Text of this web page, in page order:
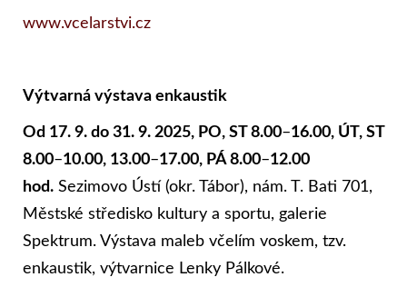
www.vcelarstvi.cz
Výtvarná výstava enkaustik
Od 17. 9. do 31. 9. 2025, PO, ST 8.00–16.00, ÚT, ST
8.00–10.00, 13.00–17.00, PÁ 8.00–12.00
hod. Sezimovo Ústí (okr. Tábor), nám. T. Bati 701,
Městské středisko kultury a sportu, galerie
Spektrum. Výstava maleb včelím voskem, tzv.
enkaustik, výtvarnice Lenky Pálkové.